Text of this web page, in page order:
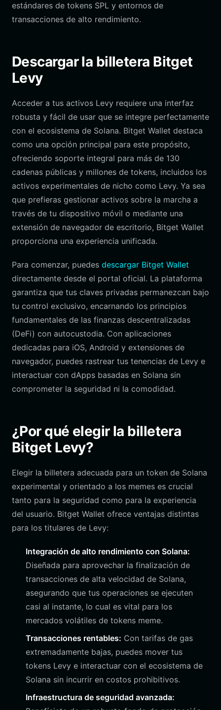
estándares de tokens SPL y entornos de
transacciones de alto rendimiento.
Descargar la billetera Bitget
Levy
Acceder a tus activos Levy requiere una interfaz
robusta y fácil de usar que se integre perfectamente
con el ecosistema de Solana. Bitget Wallet destaca
como una opción principal para este propósito,
ofreciendo soporte integral para más de 130
cadenas públicas y millones de tokens, incluidos los
activos experimentales de nicho como Levy. Ya sea
que prefieras gestionar activos sobre la marcha a
través de tu dispositivo móvil o mediante una
extensión de navegador de escritorio, Bitget Wallet
proporciona una experiencia unificada.
Para comenzar, puedes descargar Bitget Wallet
directamente desde el portal oficial. La plataforma
garantiza que tus claves privadas permanezcan bajo
tu control exclusivo, encarnando los principios
fundamentales de las finanzas descentralizadas
(DeFi) con autocustodia. Con aplicaciones
dedicadas para iOS, Android y extensiones de
navegador, puedes rastrear tus tenencias de Levy e
interactuar con dApps basadas en Solana sin
comprometer la seguridad ni la comodidad.
¿Por qué elegir la billetera
Bitget Levy?
Elegir la billetera adecuada para un token de Solana
experimental y orientado a los memes es crucial
tanto para la seguridad como para la experiencia
del usuario. Bitget Wallet ofrece ventajas distintas
para los titulares de Levy:
Integración de alto rendimiento con Solana:
Diseñada para aprovechar la finalización de
transacciones de alta velocidad de Solana,
asegurando que tus operaciones se ejecuten
casi al instante, lo cual es vital para los
mercados volátiles de tokens meme.
Transacciones rentables: Con tarifas de gas
extremadamente bajas, puedes mover tus
tokens Levy e interactuar con el ecosistema de
Solana sin incurrir en costos prohibitivos.
Infraestructura de seguridad avanzada: